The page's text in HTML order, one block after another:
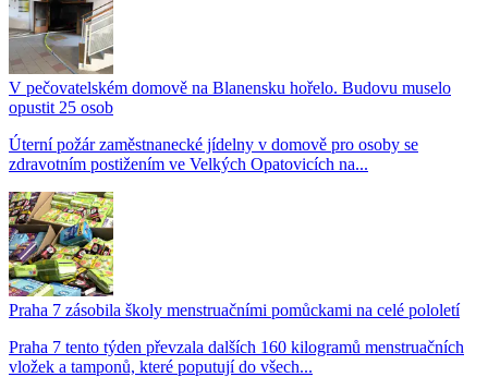
V pečovatelském domově na Blanensku hořelo. Budovu muselo
opustit 25 osob
Úterní požár zaměstnanecké jídelny v domově pro osoby se
zdravotním postižením ve Velkých Opatovicích na...
Praha 7 zásobila školy menstruačními pomůckami na celé pololetí
Praha 7 tento týden převzala dalších 160 kilogramů menstruačních
vložek a tamponů, které poputují do všech...